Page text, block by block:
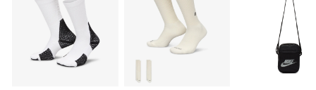
3 期 0 利率 每期 21家銀行
合作金庫商業銀行
第一商業銀行
華南商業銀行
彰化商業銀行
上海商業儲蓄銀行
Apple Pay